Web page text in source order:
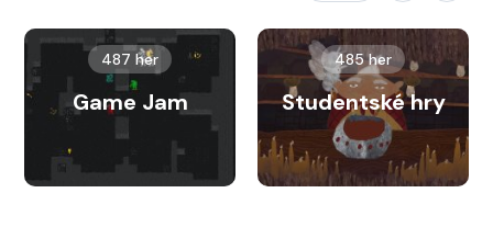
487 her
Game Jam
485 her
Studentské hry